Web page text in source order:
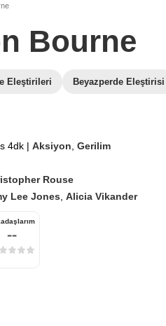
Bourne
Eleştirileri Beyazperde Eleştirisi
4dk | Aksiyon Gerilim
Rouse
Lee Jones Alicia Vikander
--